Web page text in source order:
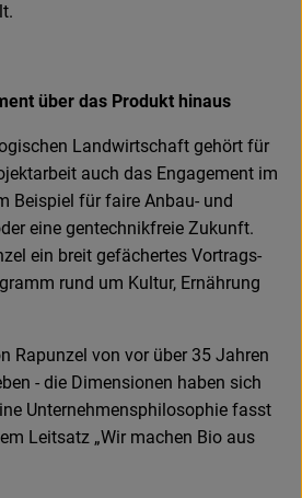
über das Produkt hinaus
Landwirtschaft gehört für
auch das Engagement im
Beispiel für faire Anbau- und
eine gentechnikfreie Zukunft.
ein breit gefächertes Vortrags-
rund um Kultur, Ernährung
Rapunzel von vor über 35 Jahren
- die Dimensionen haben sich
Unternehmensphilosophie fasst
Leitsatz „Wir machen Bio aus